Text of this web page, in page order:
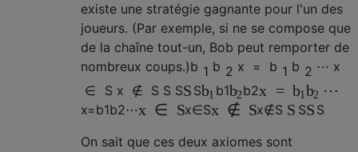
existe une stratégie gagnante pour l'un des
joueurs. (Par exemple, si ne se compose que
de la chaîne tout-un, Bob peut remporter de
nombreux coups.)b 1 b 2 x = b 1 b 2 ⋯ x
∈
S x ∉ S S SS Sb1 b1b2 b2x = b1 b2 ⋯
x=b1b2⋯x ∈ Sx∈Sx ∉ Sx∉S S SS S
On sait que ces deux axiomes sont